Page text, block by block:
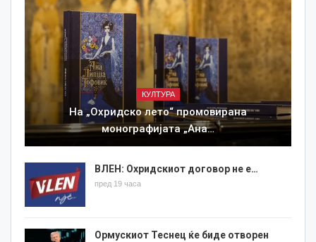
КУЛТУРА
На „Охридско лето“ промовирана
монографијата „Ана…
ВЛЕН: Охридскиот договор не е…
пред 19 часа
Ормускиот Теснец ќе биде отворен